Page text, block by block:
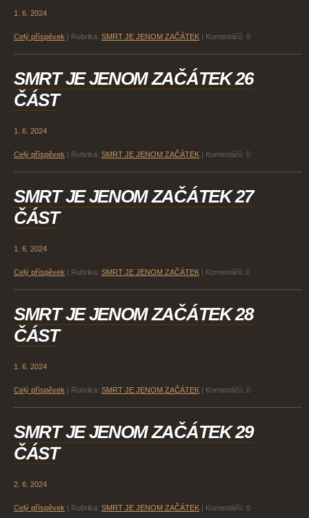
1. 6. 2024
Celý příspěvek Rubrika: SMRT JE JENOM ZAČÁTEK Komentářů: 0
SMRT JE JENOM ZAČÁTEK 26
ČÁST
1. 6. 2024
Celý příspěvek Rubrika: SMRT JE JENOM ZAČÁTEK Komentářů: 0
SMRT JE JENOM ZAČÁTEK 27
ČÁST
1. 6. 2024
Celý příspěvek Rubrika: SMRT JE JENOM ZAČÁTEK Komentářů: 0
SMRT JE JENOM ZAČÁTEK 28
ČÁST
1. 6. 2024
Celý příspěvek Rubrika: SMRT JE JENOM ZAČÁTEK Komentářů: 0
SMRT JE JENOM ZAČÁTEK 29
ČÁST
2. 6. 2024
Celý příspěvek Rubrika: SMRT JE JENOM ZAČÁTEK Komentářů: 0